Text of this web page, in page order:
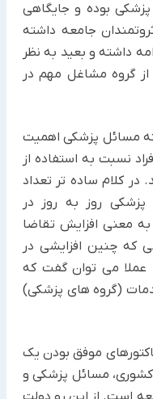
بوده و جایگاهی
جامعه داشته
داشته و بعید به نظر
گروه مشاغل مهم در
مسائل پزشکی اهمیت
نسبت به استفاده از
در کلام ساده تر تعداد
پزشکی روز به روز در
به معنی افزایش تقاضا
که چنین افزایشی در
عملا می توان گفت که
(گروه های پزشکی)
موفق بودن یک
مسائل پزشکی و